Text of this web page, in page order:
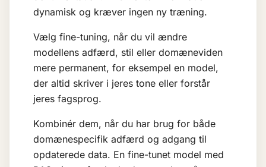
dynamisk og kræver ingen ny træning.
Vælg fine-tuning, når du vil ændre
modellens adfærd, stil eller domæneviden
mere permanent, for eksempel en model,
der altid skriver i jeres tone eller forstår
jeres fagsprog.
Kombinér dem, når du har brug for både
domænespecifik adfærd og adgang til
opdaterede data. En fine-tunet model med